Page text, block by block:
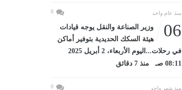
منذ عام واحد 0
06
وزير الصناعة والنقل يوجه قيادات
هيئة السكك الحديدية بتوفير أماكن
في رحلات...اليوم الأربعاء، 2 أبريل 2025
08:11 صـ منذ 7 دقائق
منذ شهر واحد 0